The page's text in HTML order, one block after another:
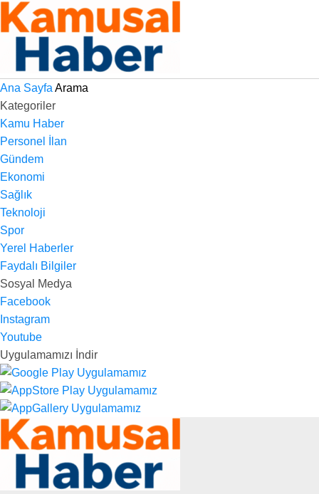
Ana Sayfa Arama
Kategoriler
Kamu Haber
Personel İlan
Gündem
Ekonomi
Sağlık
Teknoloji
Spor
Yerel Haberler
Faydalı Bilgiler
Sosyal Medya
Facebook
Instagram
Youtube
Uygulamamızı İndir